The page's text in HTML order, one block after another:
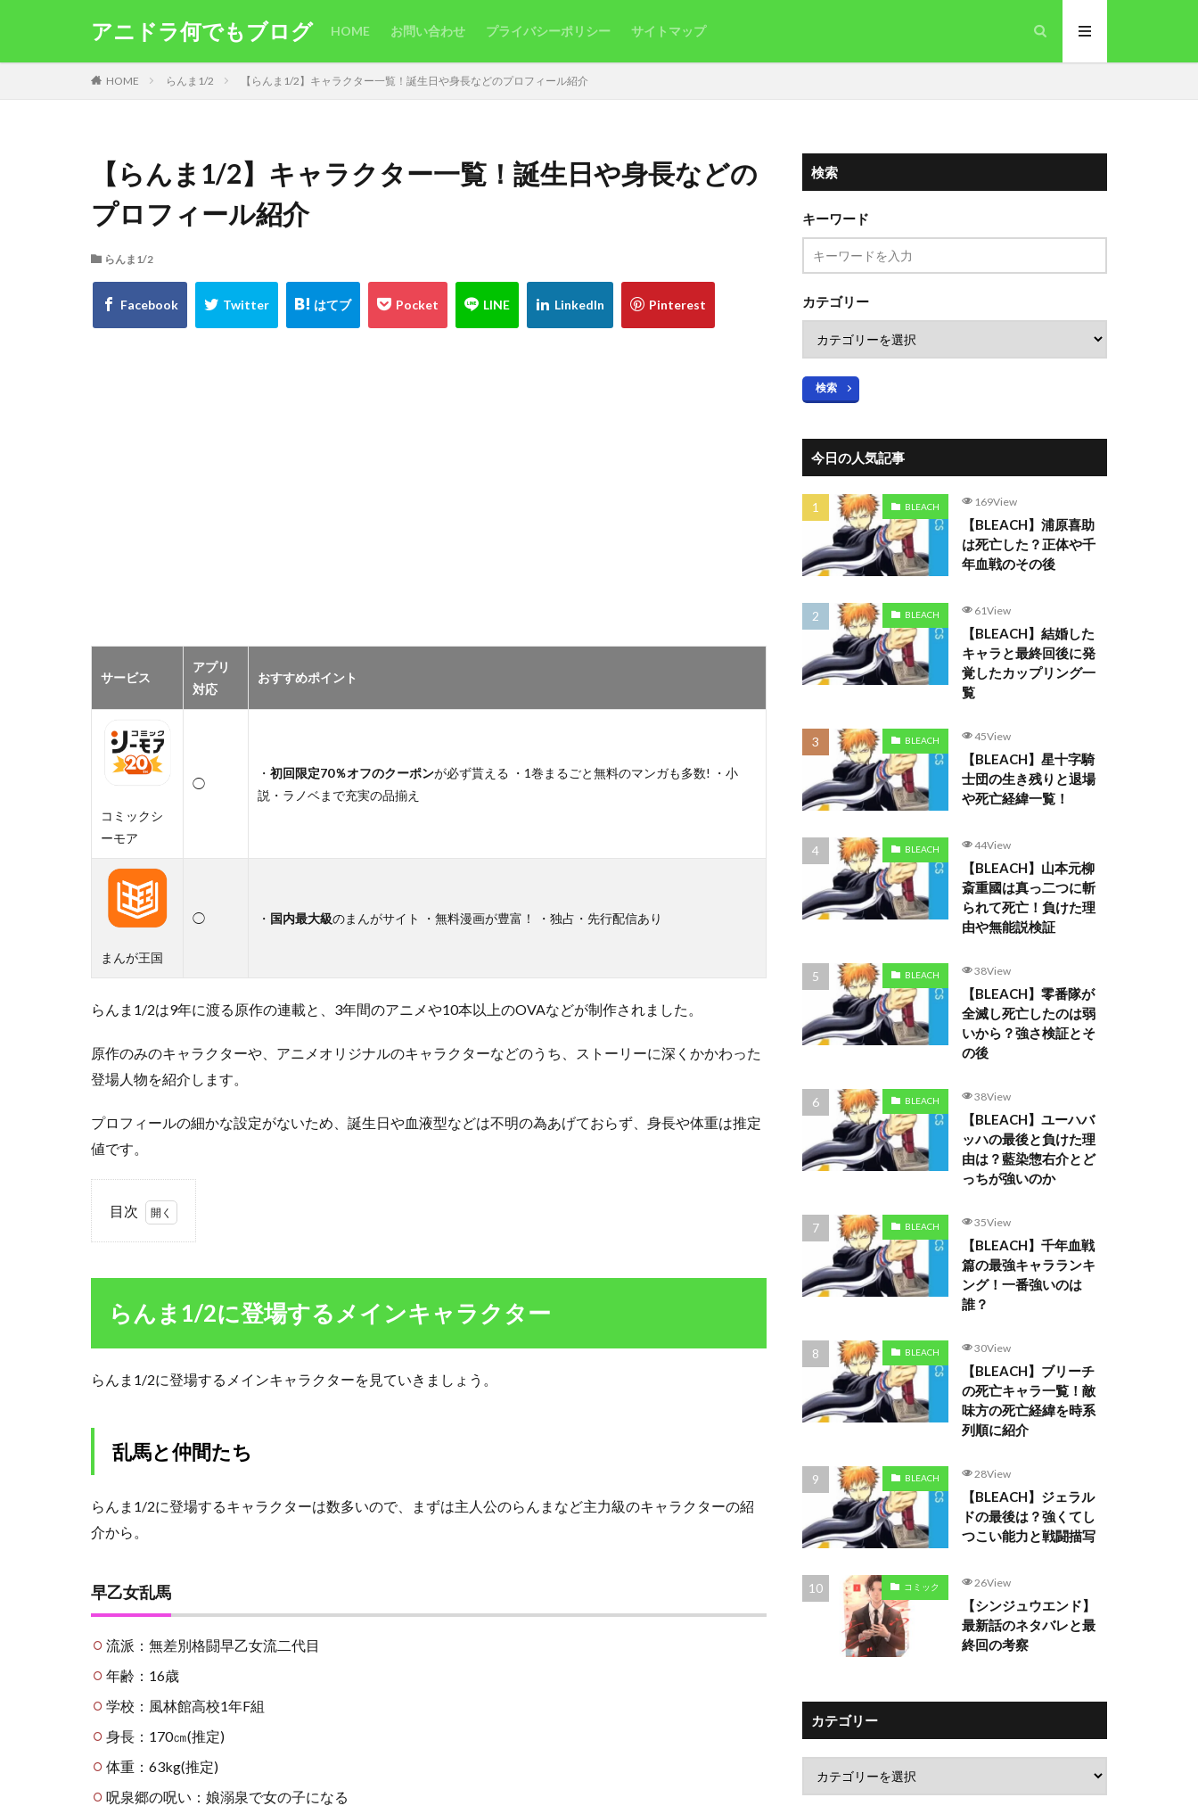
アニドラ何でもブログ HOME お問い合わせ プライバシーポリシー サイトマップ
HOME らんま1/2 【らんま1/2】キャラクター一覧！誕生日や身長などのプロフィール紹介
【らんま1/2】キャラクター一覧！誕生日や身長などの
プロフィール紹介
らんま1/2
サービス
アプリ
対応
おすすめポイント
コミックシ
ーモア
◯
・ 初回限定70％オフのクーポンが必ず貰える ・1巻まるごと無料のマンガも多数! ・小
説・ラノベまで充実の品揃え
まんが王国
◯ ・ 国内最大級のまんがサイト ・無料漫画が豊富！ ・独占・先行配信あり
らんま1/2は9年に渡る原作の連載と、3年間のアニメや10本以上のOVAなどが制作されました。
原作のみのキャラクターや、アニメオリジナルのキャラクターなどのうち、ストーリーに深くかかわった
登場人物を紹介します。
プロフィールの細かな設定がないため、誕生日や血液型などは不明の為あげておらず、身長や体重は推定
値です。
目次
ん
1/2
登
す
イ
ン
ャ
ク
1.1
と仲
ち
1.1.1
早乙女
早乙女ら
らんま1/2に登場するメインキャラクター
らんま1/2に登場するメインキャラクターを見ていきましょう。
乱馬と仲間たち
らんま1/2に登場するキャラクターは数多いので、まずは主人公のらんまなど主力級のキャラクターの紹
介から。
早乙女乱馬
流派：無差別格闘早乙女流二代目
年齢：16歳
学校：風林館高校1年F組
身長：170㎝(推定)
体重：63kg(推定)
呪泉郷の呪い：娘溺泉で女の子になる
検索
キーワード
カテゴリー
検索
今日の人気記事
BLEACH 169View
【BLEACH】浦原喜助
は死亡した？正体や千
年血戦のその後
BLEACH 61View
【BLEACH】結婚した
キャラと最終回後に発
覚したカップリング一
覧
BLEACH 45View
【BLEACH】星十字騎
士団の生き残りと退場
や死亡経緯一覧！
BLEACH 44View
【BLEACH】山本元柳
斎重國は真っ二つに斬
られて死亡！負けた理
由や無能説検証
BLEACH 38View
【BLEACH】零番隊が
全滅し死亡したのは弱
いから？強さ検証とそ
の後
BLEACH 38View
【BLEACH】ユーハバ
ッハの最後と負けた理
由は？藍染惣右介とど
っちが強いのか
BLEACH 35View
【BLEACH】千年血戦
篇の最強キャラランキ
ング！一番強いのは
誰？
BLEACH 30View
【BLEACH】ブリーチ
の死亡キャラ一覧！敵
味方の死亡経緯を時系
列順に紹介
BLEACH 28View
【BLEACH】ジェラル
ドの最後は？強くてし
つこい能力と戦闘描写
コミック 26View
【シンジュウエンド】
最新話のネタバレと最
終回の考察
カテゴリー